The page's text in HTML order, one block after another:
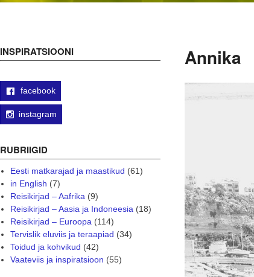
Annika
INSPIRATSIOONI
facebook
instagram
RUBRIIGID
Eesti matkarajad ja maastikud (61)
in English (7)
Reisikirjad – Aafrika(9)
Reisikirjad – Aasia ja Indoneesia(18)
Reisikirjad – Euroopa(114)
Tervislik eluviis ja teraapiad (34)
Toidud ja kohvikud (42)
Vaateviis ja inspiratsioon (55)